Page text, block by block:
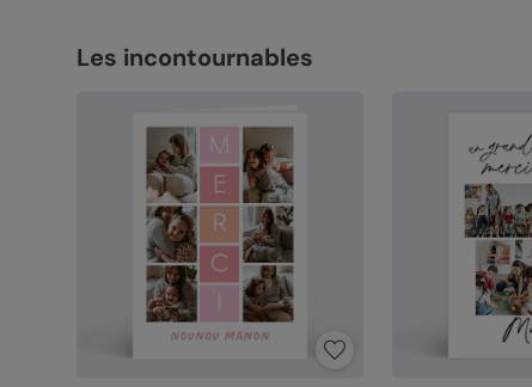
Les incontournables